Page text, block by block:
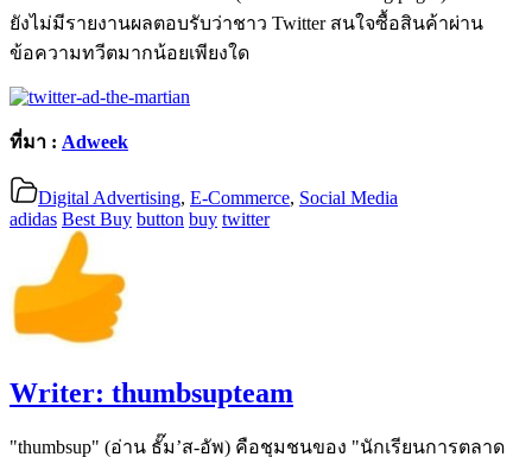
ยังไม่มีรายงานผลตอบรับว่าชาว Twitter สนใจซื้อสินค้าผ่าน
ข้อความทวีตมากน้อยเพียงใด
ที่มา : Adweek
Digital Advertising, E-Commerce, Social Media
adidas Best Buy button buy twitter
Writer: thumbsupteam
"thumbsup" (อ่าน ธั๊ม’ส-อัพ) คือชุมชนของ "นักเรียนการตลาด